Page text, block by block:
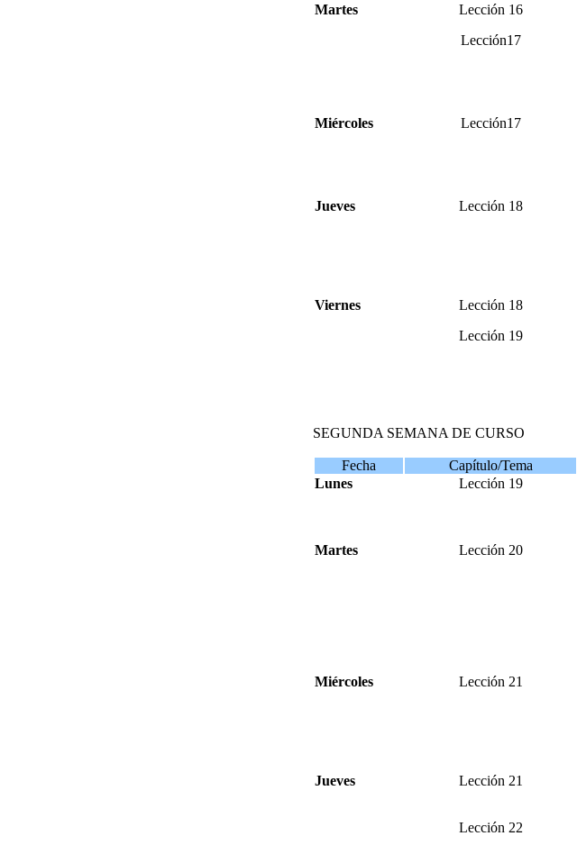
Martes
Lección 16
Lección17
Miércoles
Lección17
Jueves
Lección 18
Viernes
Lección 18
Lección 19
SEGUNDA SEMANA DE CURSO
Fecha Capítulo/Tema
Lunes
Lección 19
Martes
Lección 20
Miércoles
Lección 21
Jueves
Lección 21
Lección 22